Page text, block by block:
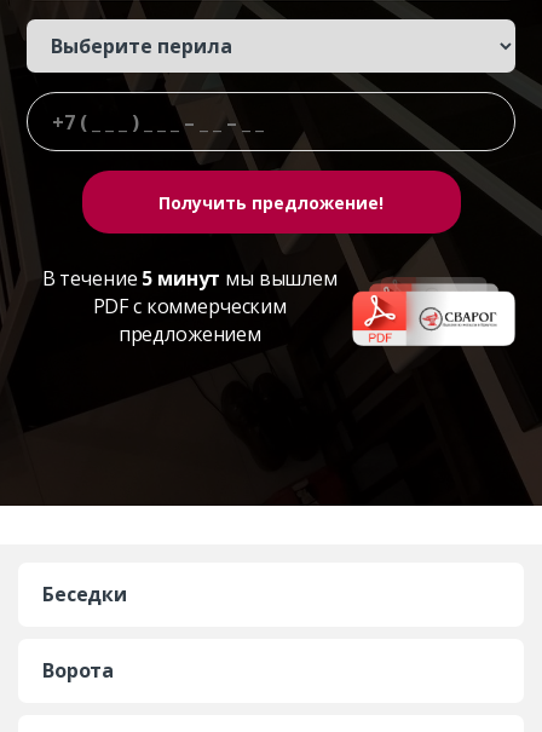
В течение 5 минут мы вышлем
PDF с коммерческим
предложением
Беседки
Ворота